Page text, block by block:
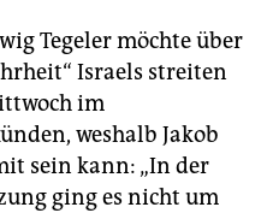
Tegeler möchte über
Israels streiten
im
weshalb Jakob
sein kann: „In der
ging es nicht um